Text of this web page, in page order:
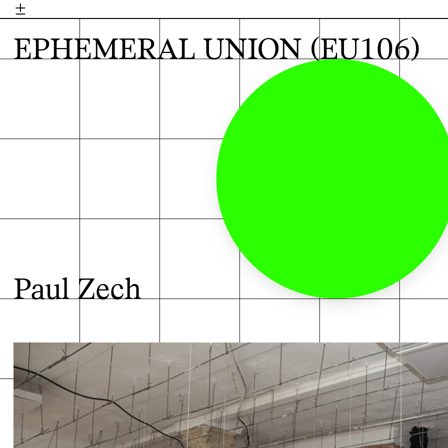
±
EPHEMERAL UNION (EU106)
Paul Zech
H